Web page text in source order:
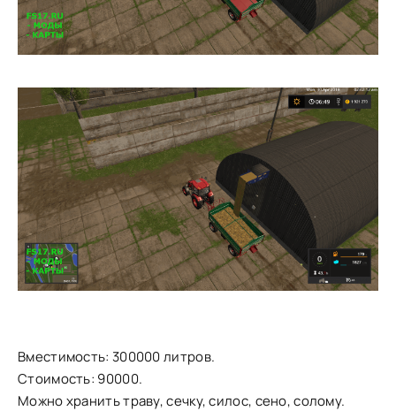
Вместимость: 300000 литров.
Стоимость: 90000.
Можно хранить траву, сечку, силос, сено, солому.